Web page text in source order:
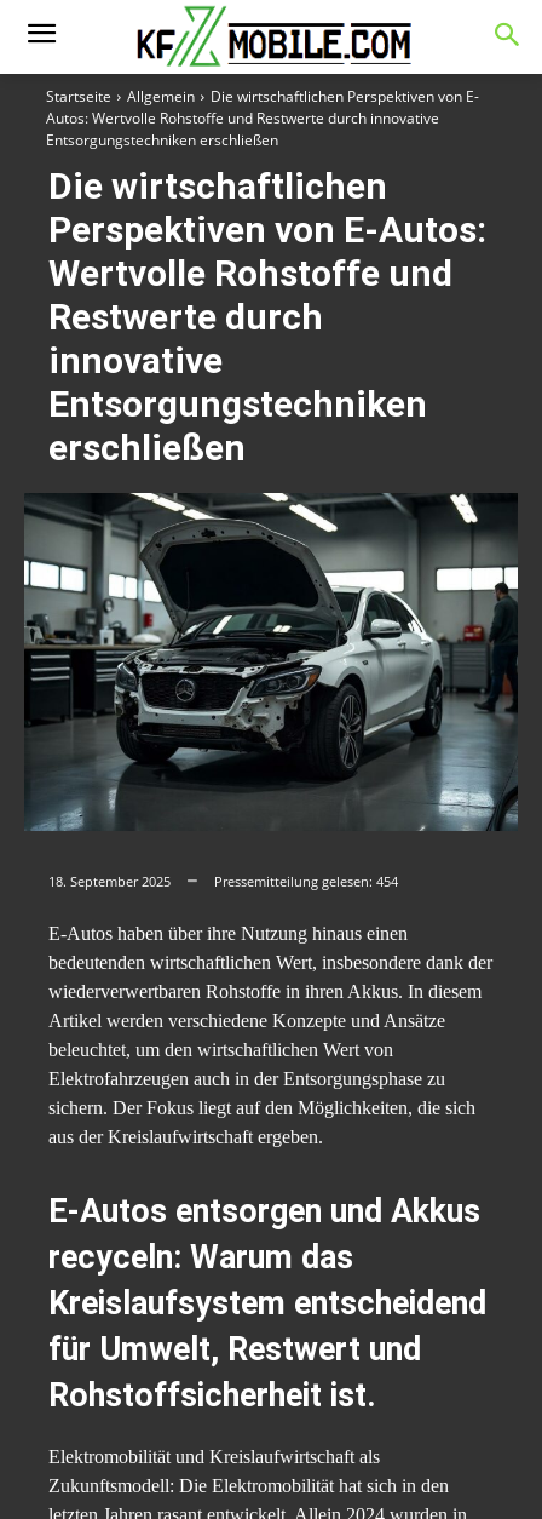
Startseite Allgemein
Die wirtschaftlichen Perspektiven von E-
Autos: Wertvolle Rohstoffe und Restwerte durch innovative
Entsorgungstechniken erschließen
Die wirtschaftlichen
Perspektiven von E-Autos:
Wertvolle Rohstoffe und
Restwerte durch
innovative
Entsorgungstechniken
erschließen
18. September 2025 Pressemitteilung gelesen: 454
E-Autos haben über ihre Nutzung hinaus einen
bedeutenden wirtschaftlichen Wert, insbesondere dank der
wiederverwertbaren Rohstoffe in ihren Akkus. In diesem
Artikel werden verschiedene Konzepte und Ansätze
beleuchtet, um den wirtschaftlichen Wert von
Elektrofahrzeugen auch in der Entsorgungsphase zu
sichern. Der Fokus liegt auf den Möglichkeiten, die sich
aus der Kreislaufwirtschaft ergeben.
E-Autos entsorgen und Akkus
recyceln: Warum das
Kreislaufsystem entscheidend
für Umwelt, Restwert und
Rohstoffsicherheit ist.
Elektromobilität und Kreislaufwirtschaft als
Zukunftsmodell: Die Elektromobilität hat sich in den
letzten Jahren rasant entwickelt. Allein 2024 wurden in